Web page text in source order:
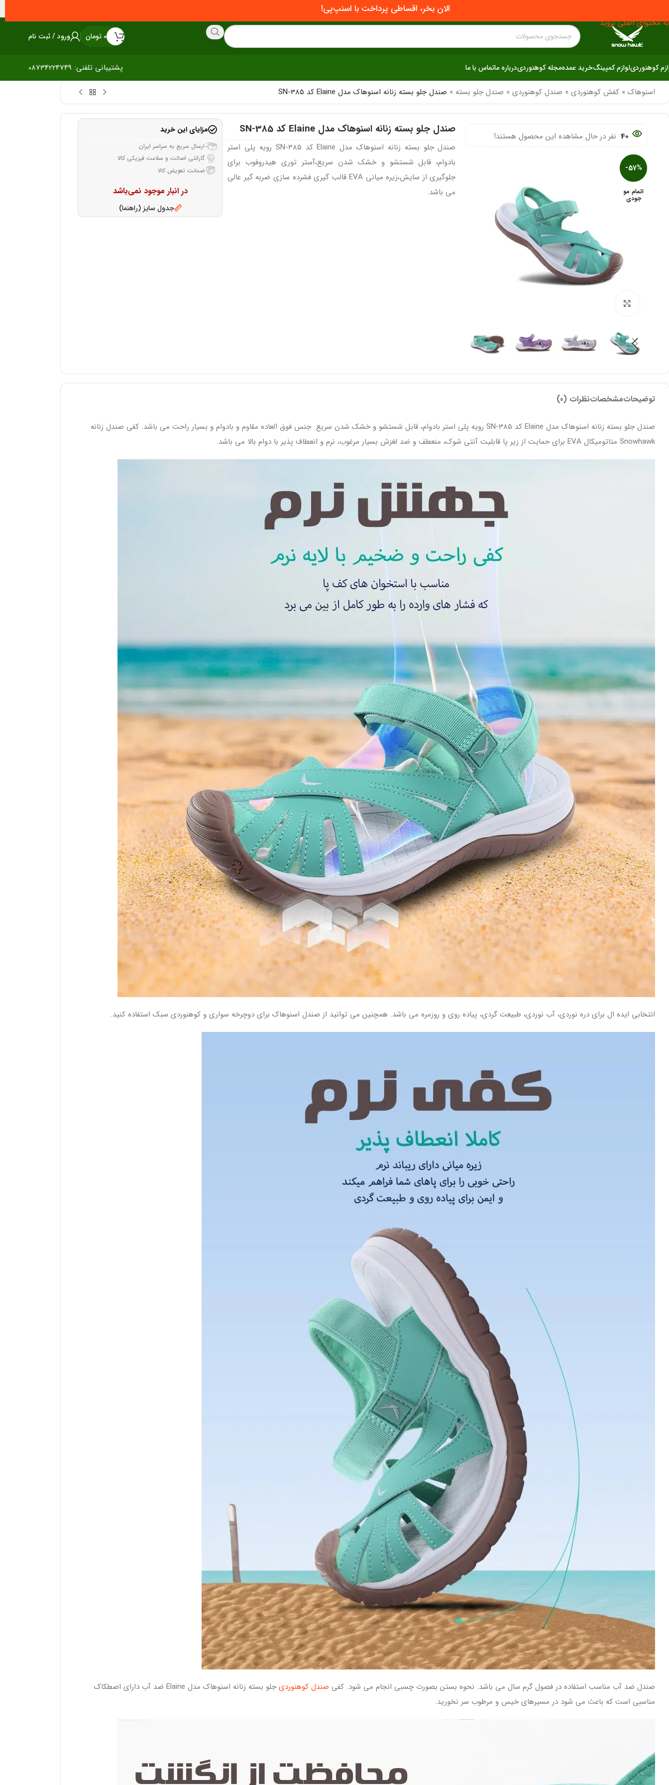
به محتوای اصلی بروید
الان بخر، اقساطی پرداخت با اسنپ‌پی!
0 تومان ورود / ثبت نام
کوهنوردیلوازم کمپینگخرید عمدهمجله کوهنوردیدرباره ماتماس با ما پشتیبانی تلفنی: 08734224749
اسنوهاک »کفش کوهنوردی » صندل کوهنوردی » صندل جلو بسته » صندل جلو بسته زنانه اسنوهاک مدل Elaine کد SN-385
40 نفر در حال مشاهده این محصول هستند!
-57%
اتمام مو
جودی
صندل جلو بسته زنانه اسنوهاک مدل Elaine کد SN-385
صندل جلو بسته زنانه اسنوهاک مدل Elaine کد SN-385 رویه پلی استر
بادوام، قابل شستشو و خشک شدن سریع،آستر توری هیدروفوب برای
جلوگیری از سایش،زیره میانی EVA قالب گیری فشرده سازی ضربه گیر عالی
می باشد.
مزایای این خرید
ارسال سریع به سراسر ایران
گارانتی اصالت و سلامت فیزیکی کالا
ضمانت تعویض کالا
در انبار موجود نمی‌باشد
جدول سایز (راهنما)
توضیحاتمشخصاتنظرات (0)
صندل جلو بسته زنانه اسنوهاک مدل Elaine کد SN-385 رویه پلی استر بادوام، قابل شستشو و خشک شدن سریع جنس فوق العاده مقاوم و بادوام و بسیار راحت می باشد. کفی صندل زنانه
Snowhawk متاتومیکال EVA برای حمایت از زیر پا قابلیت آنتی شوک، منعطف و ضد لغزش بسیار مرغوب، نرم و انعطاف پذیر با دوام بالا می باشد.
انتخابی ایده ال برای دره نوردی، آب نوردی، طبیعت گردی، پیاده روی و روزمره می باشد. همچنین می توانید از صندل اسنوهاک برای دوچرخه سواری و کوهنوردی سبک استفاده کنید.
صندل ضد آب مناسب استفاده در فصول گرم سال می باشد. نحوه بستن بصورت چسبی انجام می شود. کفی صندل کوهنوردی
جلو بسته زنانه اسنوهاک مدل Elaine ضد آب دارای اصطکاک
مناسبی است که باعث می شود در مسیرهای خیس و مرطوب سر نخورید.